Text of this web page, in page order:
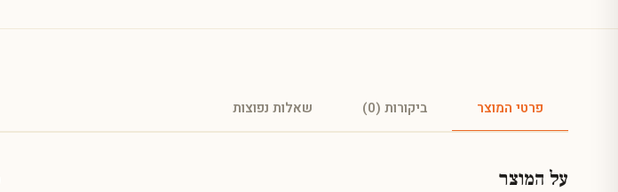
פרטי המוצר ביקורות (0) שאלות נפוצות
על המוצר